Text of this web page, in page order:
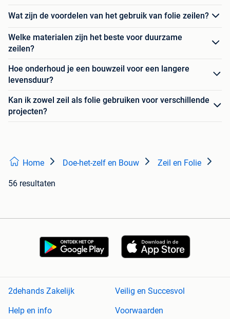
Wat zijn de voordelen van het gebruik van folie zeilen?
Welke materialen zijn het beste voor duurzame
zeilen?
Hoe onderhoud je een bouwzeil voor een langere
levensduur?
Kan ik zowel zeil als folie gebruiken voor verschillende
projecten?
Home Doe-het-zelf en Bouw Zeil en Folie
56 resultaten
2dehands Zakelijk
Veilig en Succesvol
Help en info
Voorwaarden